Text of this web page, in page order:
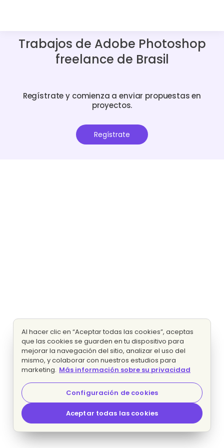
Trabajos de Adobe Photoshop
freelance de Brasil
Regístrate y comienza a enviar propuestas en
proyectos.
Regístrate
Al hacer clic en “Aceptar todas las cookies”, aceptas
que las cookies se guarden en tu dispositivo para
mejorar la navegación del sitio, analizar el uso del
mismo, y colaborar con nuestros estudios para
marketing. Más información sobre su privacidad
Configuración de cookies
Aceptar todas las cookies